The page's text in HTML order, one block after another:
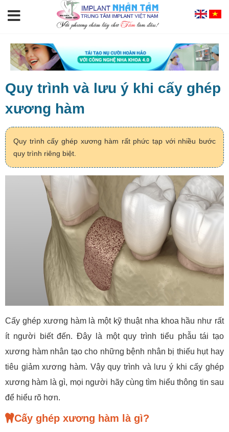
Quy trình và lưu ý khi cấy ghép
xương hàm
Quy trình cấy ghép xương hàm rất phức tạp với nhiều bước
quy trình riêng biệt.
Cấy ghép xương hàm là một kỹ thuật nha khoa hầu như rất
ít người biết đến. Đây là một quy trình tiểu phẫu tái tạo
xương hàm nhân tạo cho những bệnh nhân bị thiếu hụt hay
tiêu giảm xương hàm. Vậy quy trình và lưu ý khi cấy ghép
xương hàm là gì, mọi người hãy cùng tìm hiểu thông tin sau
để hiểu rõ hơn.
Cấy ghép xương hàm là gì?